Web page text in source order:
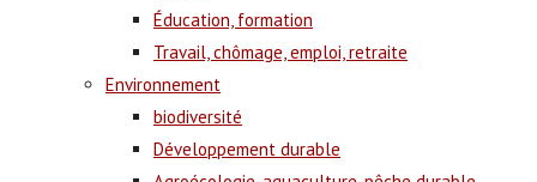
Éducation, formation
Travail, chômage, emploi, retraite
Environnement
biodiversité
Développement durable